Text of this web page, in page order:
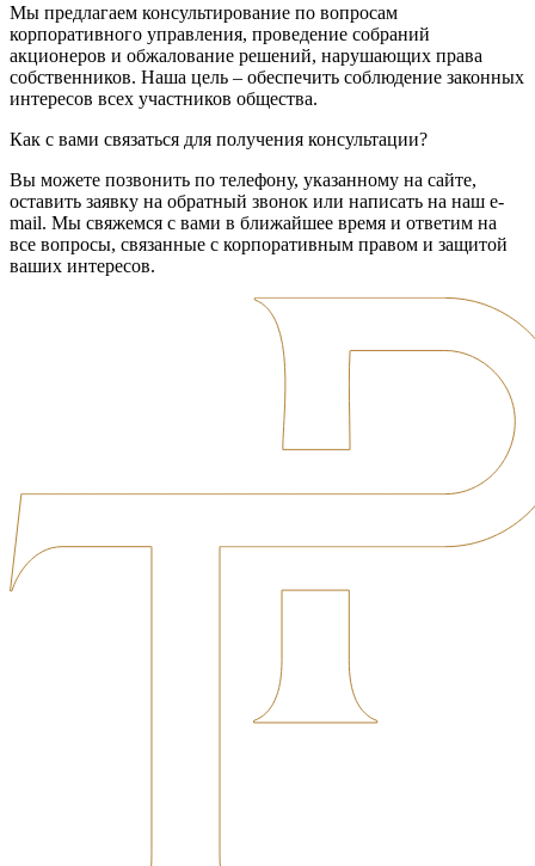
Мы предлагаем консультирование по вопросам
корпоративного управления, проведение собраний
акционеров и обжалование решений, нарушающих права
собственников. Наша цель – обеспечить соблюдение законных
интересов всех участников общества.
Как с вами связаться для получения консультации?
Вы можете позвонить по телефону, указанному на сайте,
оставить заявку на обратный звонок или написать на наш e-
mail. Мы свяжемся с вами в ближайшее время и ответим на
все вопросы, связанные с корпоративным правом и защитой
ваших интересов.